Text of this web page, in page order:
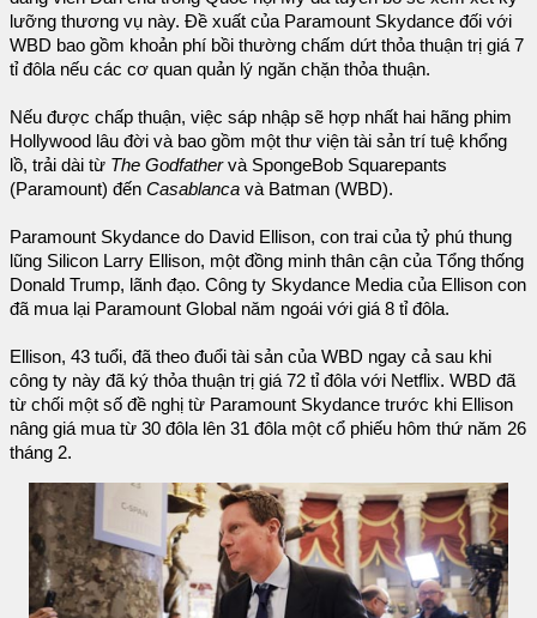
lưỡng thương vụ này. Đề xuất của Paramount Skydance đối với
WBD bao gồm khoản phí bồi thường chấm dứt thỏa thuận trị giá 7
tỉ đôla nếu các cơ quan quản lý ngăn chặn thỏa thuận.
Nếu được chấp thuận, việc sáp nhập sẽ hợp nhất hai hãng phim
Hollywood lâu đời và bao gồm một thư viện tài sản trí tuệ khổng
lồ, trải dài từ The Godfathervà SpongeBob Squarepants
(Paramount) đến Casablanca và Batman (WBD).
Paramount Skydance do David Ellison, con trai của tỷ phú thung
lũng Silicon Larry Ellison, một đồng minh thân cận của Tổng thống
Donald Trump, lãnh đạo. Công ty Skydance Media của Ellison con
đã mua lại Paramount Global năm ngoái với giá 8 tỉ đôla.
Ellison, 43 tuổi, đã theo đuổi tài sản của WBD ngay cả sau khi
công ty này đã ký thỏa thuận trị giá 72 tỉ đôla với Netflix. WBD đã
từ chối một số đề nghị từ Paramount Skydance trước khi Ellison
nâng giá mua từ 30 đôla lên 31 đôla một cổ phiếu hôm thứ năm 26
tháng 2.